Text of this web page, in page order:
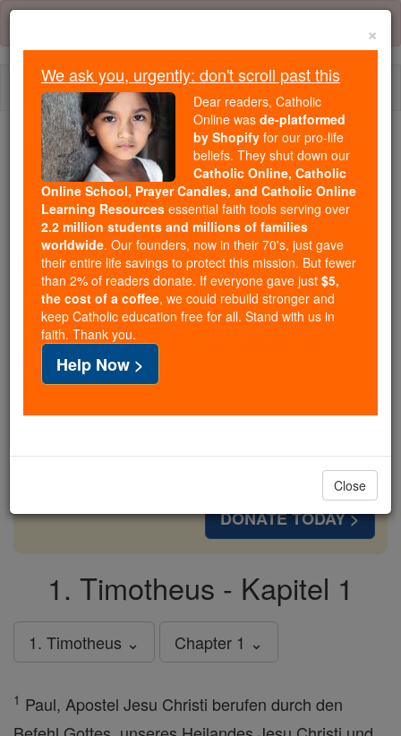
Skip
content
Because of You, 2.2 Million
Students Are Being Formed in the
Faith
Because of generous supporters like you,
Catholic Online School has already delivered
free, faithful Catholic education to over 2.2
million students across 193 countries. In an age
of noise and algorithms, you are helping form
souls with truth, prayer, Scripture, and Christ.
If everyone who reads this gave just $5 — the
free for all. Be Courageous. Be Catholic. Stand
DONATE TODAY >
1. Timotheus - Kapitel 1
1. Timotheus ⌄ Chapter 1 ⌄
1 Paul, Apostel Jesu Christi berufen durch den
×
We ask you, urgently: don't scroll past this
Dear readers, Catholic
Online was de-platformed
by Shopify for our pro-life
beliefs. They shut down our
Catholic Online, Catholic
Online School, Prayer Candles, and Catholic Online
Learning Resources essential faith tools serving over
2.2 million students and millions of families
worldwide. Our founders, now in their 70's, just gave
their entire life savings to protect this mission. But fewer
than 2% of readers donate. If everyone gave just $5,
the cost of a coffee, we could rebuild stronger and
keep Catholic education free for all. Stand with us in
faith. Thank you.
Help Now >
Close